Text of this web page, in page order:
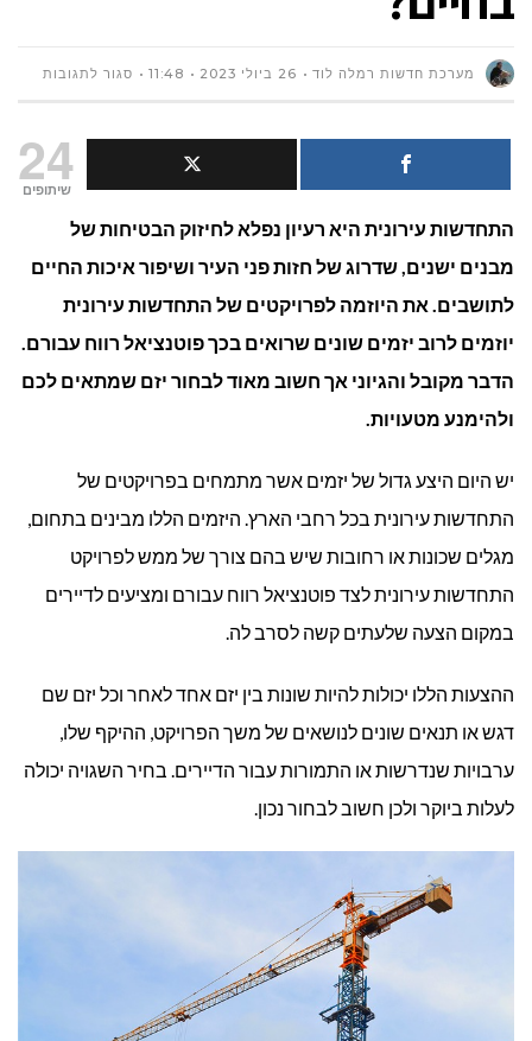
מערכת חדשות רמלה לוד 26 ביולי 2023 11:48 סגור לתגובותעל
24
שיתופים
התחדשות עירונית היא רעיון נפלא לחיזוק הבטיחות של
מבנים ישנים, שדרוג של חזות פני העיר ושיפור איכות החיים
לתושבים. את היוזמה לפרויקטים של התחדשות עירונית
יוזמים לרוב יזמים שונים שרואים בכך פוטנציאל רווח עבורם.
הדבר מקובל והגיוני אך חשוב מאוד לבחור יזם שמתאים לכם
ולהימנע מטעויות.
יש היום היצע גדול של יזמים אשר מתמחים בפרויקטים של
התחדשות עירונית בכל רחבי הארץ. היזמים הללו מבינים בתחום,
מגלים שכונות או רחובות שיש בהם צורך של ממש לפרויקט
התחדשות עירונית לצד פוטנציאל רווח עבורם ומציעים לדיירים
במקום הצעה שלעתים קשה לסרב לה.
ההצעות הללו יכולות להיות שונות בין יזם אחד לאחר וכל יזם שם
דגש או תנאים שונים לנושאים של משך הפרויקט, ההיקף שלו,
ערבויות שנדרשות או התמורות עבור הדיירים. בחיר השגויה יכולה
לעלות ביוקר ולכן חשוב לבחור נכון.